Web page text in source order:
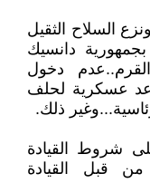
ونزع السلاح الثقيل
دانسيك
دخول
عسكرية لحلف
ذلك.
شروط القيادة
من قبل القيادة